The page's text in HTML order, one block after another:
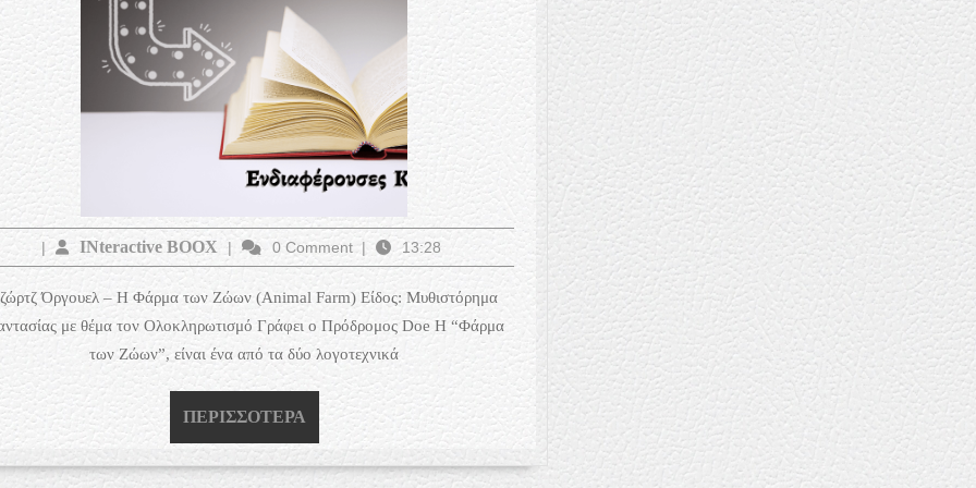
| INteractive BOOXINteractive
BOOX
| 0 Comment | 13:28
Όργουελ – Η Φάρμα των Ζώων (Animal Farm) Είδος: Μυθιστόρημα
με θέμα τον Ολοκληρωτισμό Γράφει ο Πρόδρομος Doe Η “Φάρμα
των Ζώων”, είναι ένα από τα δύο λογοτεχνικά
ΠΕΡΙΣΣΌΤΕΡΑ ΠΕΡΙΣΣΌΤΕΡΑ